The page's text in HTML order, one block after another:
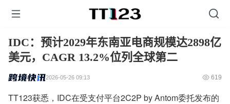
IDC：预计2029年东南亚电商规模达2898亿
美元，CAGR 13.2%位列全球第二
2026-05-26 09:13 619
TT123获悉，IDC在受支付平台2C2P by Antom委托发布的